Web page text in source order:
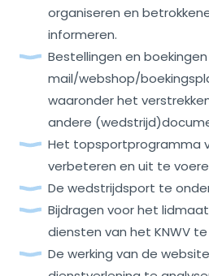
organiseren en
informeren.
Bestellingen en
mail/webshop/
waaronder het
andere
Het topsportprogramma
verbeteren en uit te
De wedstrijdsport te
Bijdragen voor het
diensten van het KNWV te
De werking van de